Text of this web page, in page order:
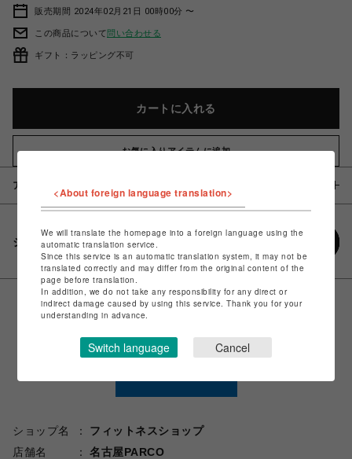
販売期間 2024年02月21日 00時00分 〜
この商品について問い合わせる
ギフト：ラッピング不可
カートに入れる
お気に入りアイテムに追加
アイテム説明 / 素材
シェアする
ショップ名
フィットネスショップ
店舗名
名古屋PARCO
<About foreign language translation>
We will translate the homepage into a foreign language using the
automatic translation service.
Since this service is an automatic translation system, it may not be
translated correctly and may differ from the original content of the
page before translation.
In addition, we do not take any responsibility for any direct or
indirect damage caused by using this service. Thank you for your
understanding in advance.
Switch language Cancel